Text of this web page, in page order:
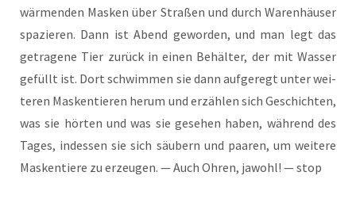
wär­men­den Mas­ken über Stra­ßen und durch Waren­häu­ser
spa­zie­ren. Dann ist Abend gewor­den, und man legt das
getra­ge­ne Tier zurück in einen Behäl­ter, der mit Was­ser
gefüllt ist. Dort schwim­men sie dann auf­ge­regt unter wei­
te­ren Mas­ken­tie­ren her­um und erzäh­len sich Geschich­ten,
was sie hör­ten und was sie gese­hen haben, wäh­rend des
Tages, indes­sen sie sich säu­bern und paa­ren, um wei­te­re
Mas­ken­tie­re zu erzeu­gen. — Auch Ohren, jawohl! — stop